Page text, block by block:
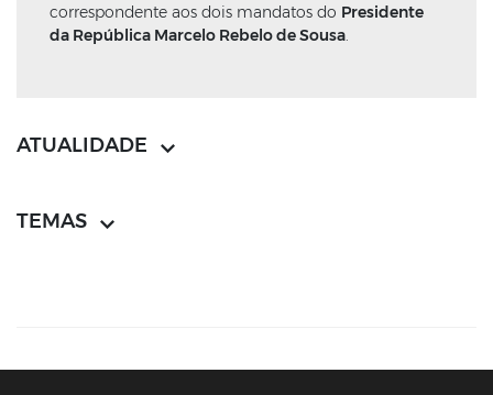
correspondente aos dois mandatos do Presidente
da República Marcelo Rebelo de Sousa.
ATUALIDADE
TEMAS